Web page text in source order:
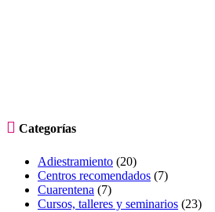
 Categorías
Adiestramiento (20)
Centros recomendados (7)
Cuarentena (7)
Cursos, talleres y seminarios (23)